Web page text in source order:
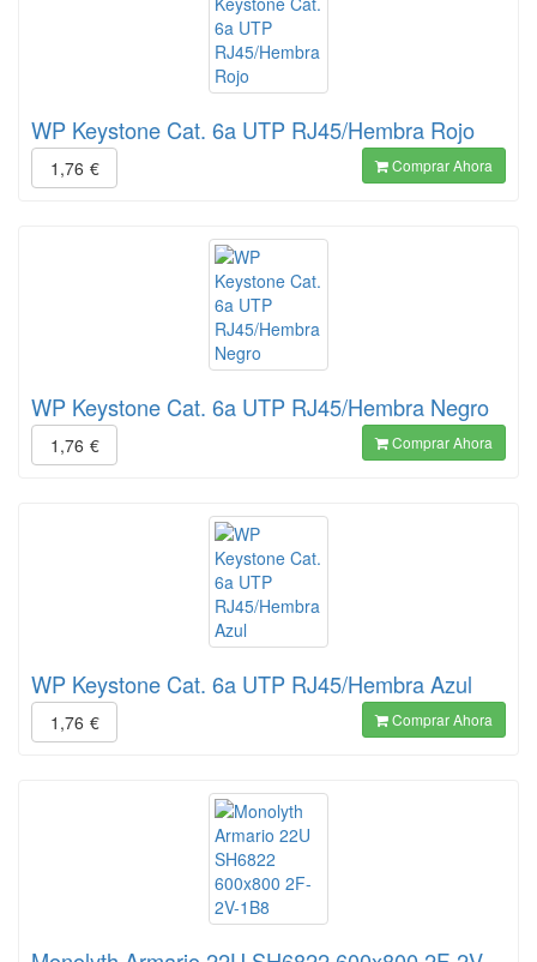
WP Keystone Cat. 6a UTP RJ45/Hembra Rojo
1,76 € Comprar Ahora
WP Keystone Cat. 6a UTP RJ45/Hembra Negro
1,76 € Comprar Ahora
WP Keystone Cat. 6a UTP RJ45/Hembra Azul
1,76 € Comprar Ahora